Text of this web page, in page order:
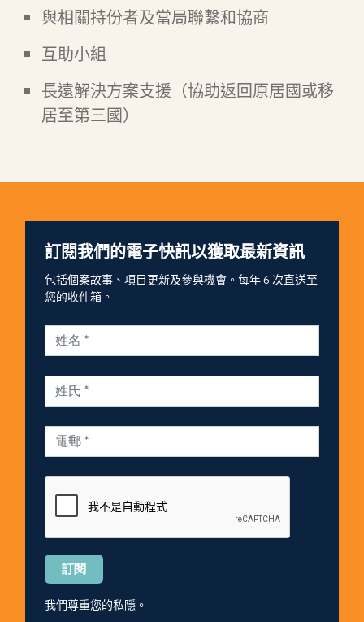
與相關持份者及當局聯繫和協商
互助小組
長遠解決方案支援（協助返回原居國或移
居至第三國）
訂閱我們的電子快訊以獲取最新資訊
包括個案故事、項目更新及參與機會。每年 6 次直送至
您的收件箱。
Please
leave
this
我們尊重您的私隱。